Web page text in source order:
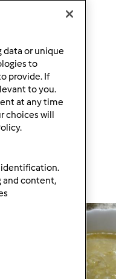
data or unique
to
provide. If
to you.
at any time
choices will
identification.
and content,